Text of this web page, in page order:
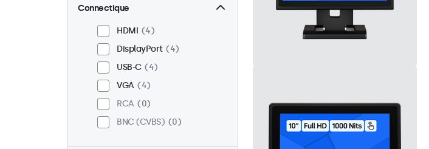
Connectique
HDMI
4
DisplayPort
4
USB-C
4
VGA
4
RCA
0
BNC (CVBS)
0